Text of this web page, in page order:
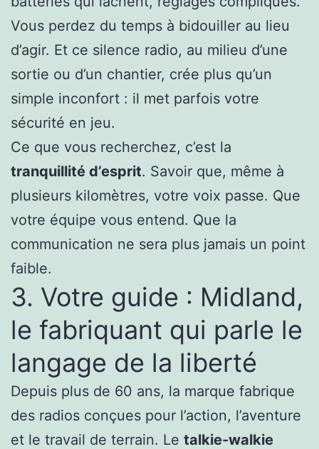
Vous perdez du temps à bidouiller au lieu
d’agir. Et ce silence radio, au milieu d’une
sortie ou d’un chantier, crée plus qu’un
simple inconfort : il met parfois votre
sécurité en jeu.
Ce que vous recherchez, c’est la
tranquillité d’esprit. Savoir que, même à
plusieurs kilomètres, votre voix passe. Que
votre équipe vous entend. Que la
communication ne sera plus jamais un point
faible.
3. Votre guide : Midland,
le fabriquant qui parle le
langage de la liberté
Depuis plus de 60 ans, la marque fabrique
des radios conçues pour l’action, l’aventure
et le travail de terrain. Le talkie-walkie